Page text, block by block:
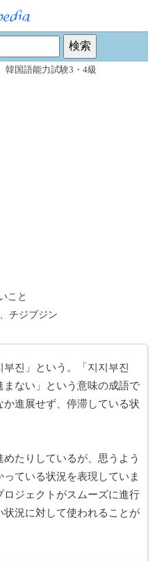
韓国語能力試験3・4級
こと
チジブジン
부진」という。「지지부진
まない」という意味の成語で
進展せず、停滞している状
たりしているが、思うよう
ている状況を表現していま
ジェクトがスムーズに進行
状況に対して使われることが